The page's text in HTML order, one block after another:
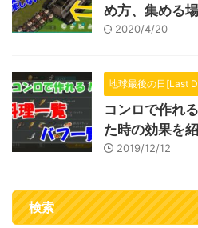
め方、集める
2020/4/20
地球最後の日[Last
コンロで作れ
た時の効果を
2019/12/12
検索